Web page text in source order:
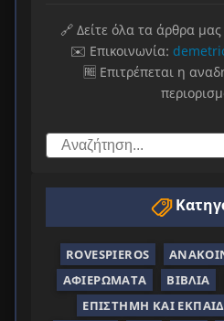
🔗 Δείτε όλα τα άρθρα
✉️ Επικοινωνία:
🆓 Επιτρέπεται η
ROVESPIEROS
ΑΦΙΕΡΏΜΑΤΑ
ΒΙΒΛΊΑ
ΕΠΙΣΤΉΜΗ ΚΑΙ